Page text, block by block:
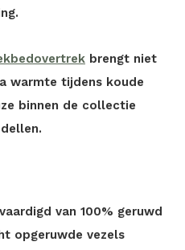
brengt niet
warmte tijdens koude
binnen de collectie
van 100% geruwd
opgeruwde vezels